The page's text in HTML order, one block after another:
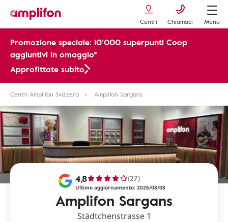
Centri Chiamaci Menu
Promozione speciale: 10’000 superpunti Coop
aggiuntivi in omaggio*
Approfittate subito
Centri Amplifon Svizzera Amplifon Sargans
Amplifon Sargans
4,8 (27)
Ultimo aggiornamento: 2026/08/08
Städtchenstrasse 1